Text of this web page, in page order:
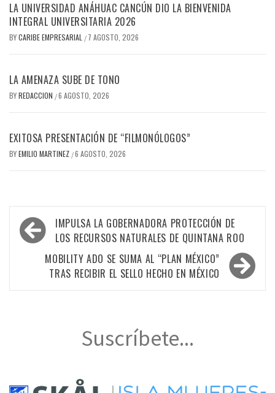
LA UNIVERSIDAD ANÁHUAC CANCÚN DIO LA BIENVENIDA
INTEGRAL UNIVERSITARIA 2026
BYCARIBE EMPRESARIAL / 7 AGOSTO, 2026
LA AMENAZA SUBE DE TONO
BYREDACCION /6 AGOSTO, 2026
EXITOSA PRESENTACIÓN DE “FILMONÓLOGOS”
BYEMILIO MARTINEZ /6 AGOSTO, 2026
Navegación
de
entradas
IMPULSA LA GOBERNADORA PROTECCIÓN DE
LOS RECURSOS NATURALES DE QUINTANA ROO
MOBILITY ADO SE SUMA AL “PLAN MÉXICO”
TRAS RECIBIR EL SELLO HECHO EN MÉXICO
Suscríbete...